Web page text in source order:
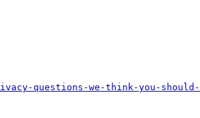
questions-we-think-you-